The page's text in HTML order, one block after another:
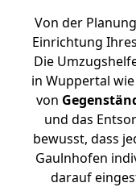
Von der
Einrichtung
Die
in Wuppertal
von
und das
bewusst, dass
Gaulnhofen
darauf